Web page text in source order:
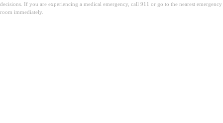
decisions. If you are experiencing a medical emergency, call 911 or go to the nearest emergency
room immediately.